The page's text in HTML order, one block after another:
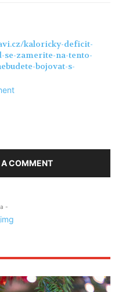
kaloricky-deficit-
se-zamerite-na-tento-
bojovat-s-
A COMMENT
-